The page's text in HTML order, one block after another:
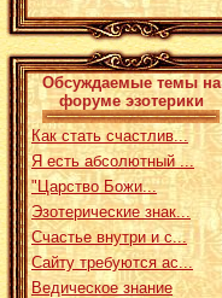
Обсуждаемые темы на
форуме эзотерики
Как стать счастлив...
Я есть абсолютный ...
"Царство Божи...
Эзотерические знак...
Счастье внутри и с...
Сайту требуются ас...
Ведическое знание